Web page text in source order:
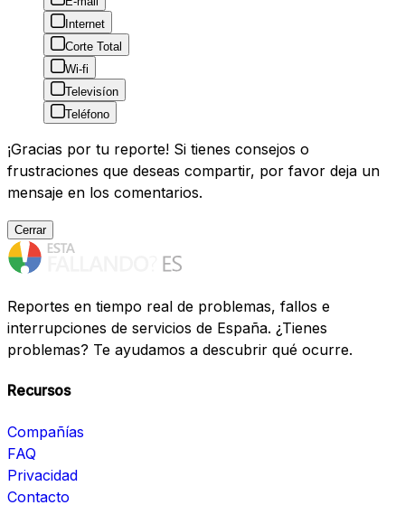
Internet
Corte Total
Wi-fi
Televisíon
Teléfono
¡Gracias por tu reporte! Si tienes consejos o
frustraciones que deseas compartir, por favor deja un
mensaje en los comentarios.
Cerrar
Reportes en tiempo real de problemas, fallos e
interrupciones de servicios de España. ¿Tienes
problemas? Te ayudamos a descubrir qué ocurre.
Recursos
Compañías
FAQ
Privacidad
Contacto